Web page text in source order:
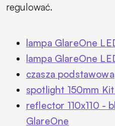
regulować.
lampa GlareOne
lampa GlareOne
czasza podstawowa
spotlight 150mm
reflector 110x110 -
GlareOne